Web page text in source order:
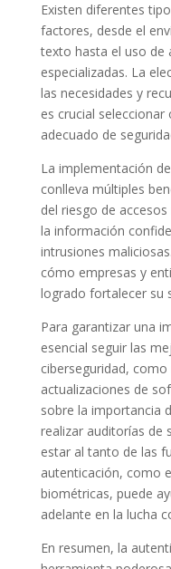
Existen diferentes
factores, desde el
texto hasta el uso de
especializadas. La
las necesidades y
es crucial
adecuado de
La implementación
conlleva múltiples
del riesgo de
la información
intrusiones
cómo empresas y
logrado fortalecer su
Para garantizar una
esencial seguir las
ciberseguridad,
actualizaciones de
sobre la importancia
realizar auditorías de
estar al tanto de las
autenticación, como
biométricas, puede
adelante en la lucha
En resumen, la